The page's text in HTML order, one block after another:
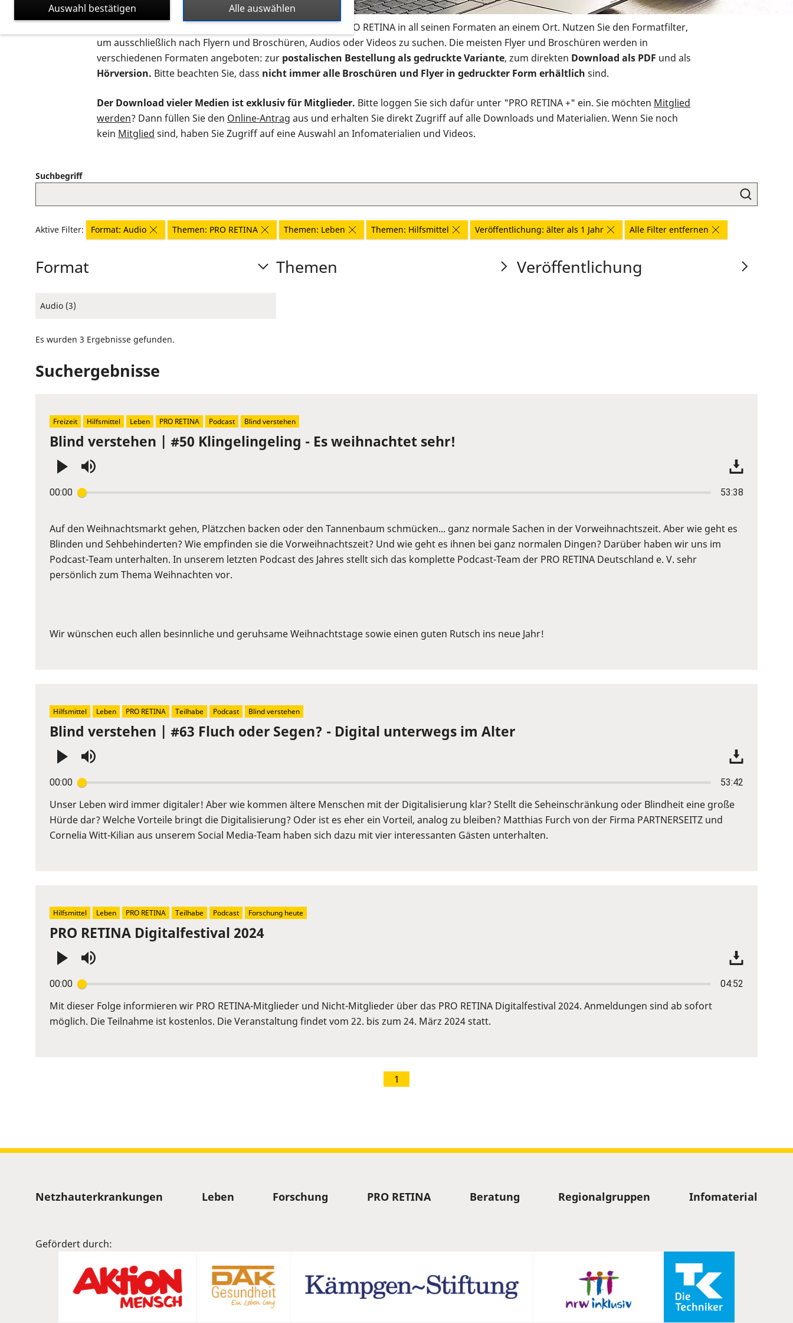
Auf dieser Seite finden Sie sämtliches Infomaterial der PRO RETINA in all seinen Formaten an einem Ort. Nutzen Sie den Formatfilter,
um ausschließlich nach Flyern und Broschüren, Audios oder Videos zu suchen. Die meisten Flyer und Broschüren werden in
verschiedenen Formaten angeboten: zur postalischen Bestellung als gedruckte Variante, zum direkten Download als PDF und als
Hörversion. Bitte beachten Sie, dass nicht immer alle Broschüren und Flyer in gedruckter Form erhältlich sind.
Der Download vieler Medien ist exklusiv für Mitglieder. Bitte loggen Sie sich dafür unter "PRO RETINA +" ein. Sie möchten Mitglied
werden? Dann füllen Sie den Online-Antrag aus und erhalten Sie direkt Zugriff auf alle Downloads und Materialien. Wenn Sie noch
kein Mitglied sind, haben Sie Zugriff auf eine Auswahl an Infomaterialien und Videos.
Suchbegriff
Aktive Filter: Format: Audio Themen: PRO RETINA Themen: Leben Themen: Hilfsmittel Veröffentlichung: älter als 1 Jahr Alle Filter entfernen
Format
Audio (3)
Themen Veröffentlichung
Es wurden 3 Ergebnisse gefunden.
Suchergebnisse
Blind verstehen | #50 Klingelingeling - Es weihnachtet sehr!
00:00 53:38
Enter
Space
to
show
volume
Auf den Weihnachtsmarkt gehen, Plätzchen backen oder den Tannenbaum schmücken... ganz normale Sachen in der Vorweihnachtszeit. Aber wie geht es
Blinden und Sehbehinderten? Wie empfinden sie die Vorweihnachtszeit? Und wie geht es ihnen bei ganz normalen Dingen? Darüber haben wir uns im
Podcast-Team unterhalten. In unserem letzten Podcast des Jahres stellt sich das komplette Podcast-Team der PRO RETINA Deutschland e. V. sehr
persönlich zum Thema Weihnachten vor.
Wir wünschen euch allen besinnliche und geruhsame Weihnachtstage sowie einen guten Rutsch ins neue Jahr!
Freizeit Hilfsmittel Leben PRO RETINA Podcast Blind verstehen
Blind verstehen | #63 Fluch oder Segen? - Digital unterwegs im Alter
00:00 53:42
Enter
or
Space
to
Unser Leben wird immer digitaler! Aber wie kommen ältere Menschen mit der Digitalisierung klar? Stellt die Seheinschränkung oder Blindheit eine große
Hürde dar? Welche Vorteile bringt die Digitalisierung? Oder ist es eher ein Vorteil, analog zu bleiben? Matthias Furch von der Firma PARTNERSEITZ und
Cornelia Witt-Kilian aus unserem Social Media-Team haben sich dazu mit vier interessanten Gästen unterhalten.
Hilfsmittel Leben PRO RETINA Teilhabe Podcast Blind verstehen
PRO RETINA Digitalfestival 2024
00:00 04:52
Enter
or
Space
Mit dieser Folge informieren wir PRO RETINA-Mitglieder und Nicht-Mitglieder über das PRO RETINA Digitalfestival 2024. Anmeldungen sind ab sofort
möglich. Die Teilnahme ist kostenlos. Die Veranstaltung findet vom 22. bis zum 24. März 2024 statt.
Hilfsmittel Leben PRO RETINA Teilhabe Podcast Forschung heute
1
Sitemap
Netzhauterkrankungen Leben Forschung PRO RETINA Beratung Regionalgruppen Infomaterial
Gefördert durch:
Alle auswählen
Auswahl bestätigen